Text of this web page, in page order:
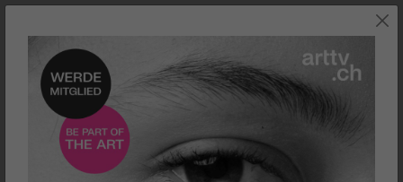
SZENE